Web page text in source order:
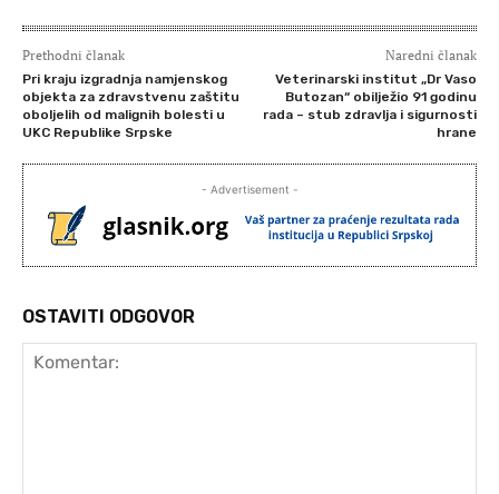
Prethodni članak
Pri kraju izgradnja namjenskog
objekta za zdravstvenu zaštitu
oboljelih od malignih bolesti u
UKC Republike Srpske
Naredni članak
Veterinarski institut „Dr Vaso
Butozan“ obilježio 91 godinu
rada – stub zdravlja i sigurnosti
hrane
- Advertisement -
OSTAVITI ODGOVOR